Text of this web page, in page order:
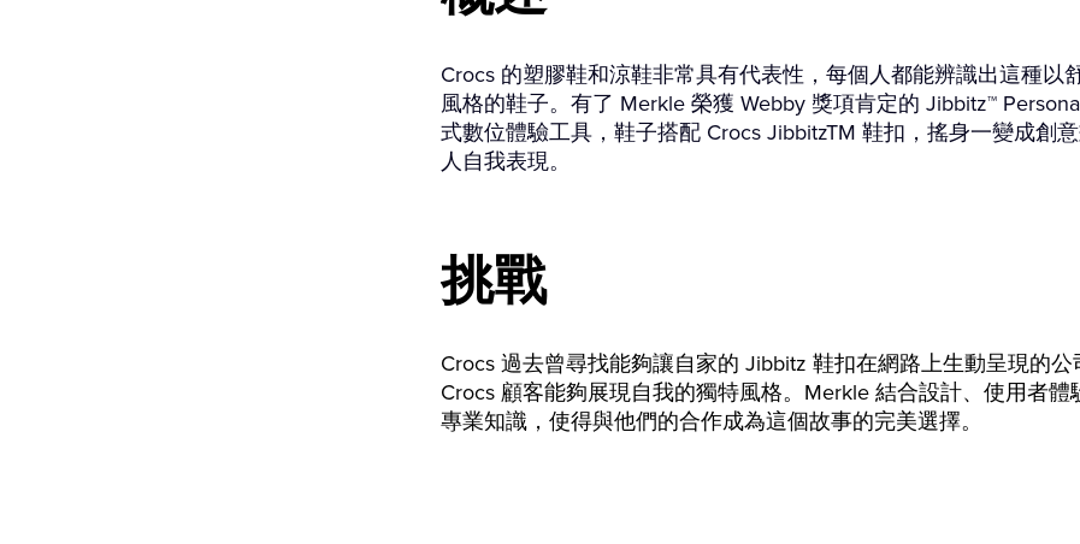
Crocs 的塑膠鞋和涼鞋非常具有代表性，每個人都能辨識出這種以
風格的鞋子。有了 Merkle 榮獲 Webby 獎項肯定的 Jibbitz™
式數位體驗工具，鞋子搭配 Crocs JibbitzTM 鞋扣，搖身一變成創
人自我表現。
挑戰
Crocs 過去曾尋找能夠讓自家的 Jibbitz 鞋扣在網路上生動呈現的公
Crocs 顧客能夠展現自我的獨特風格。Merkle 結合設計、使用者體
專業知識，使得與他們的合作成為這個故事的完美選擇。